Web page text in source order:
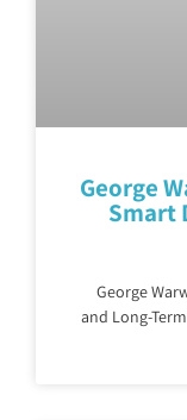
George
Smart
George
and Long-